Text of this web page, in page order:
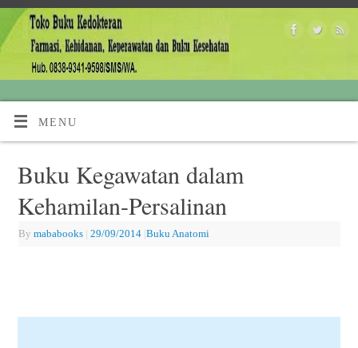
MENU
Buku Kegawatan dalam
Kehamilan-Persalinan
By mababooks | 29/09/2014 |Buku Anatomi